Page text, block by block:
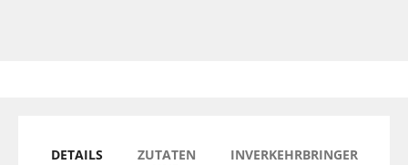
DETAILS
ZUTATEN
INVERKEHRBRINGER